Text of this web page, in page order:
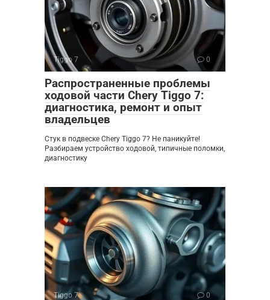
Tiggo 7 0
Распространенные проблемы
ходовой части Chery Tiggo 7:
диагностика, ремонт и опыт
владельцев
Стук в подвеске Chery Tiggo 7? Не паникуйте!
Разбираем устройство ходовой, типичные поломки,
диагностику
Tiggo 7 0